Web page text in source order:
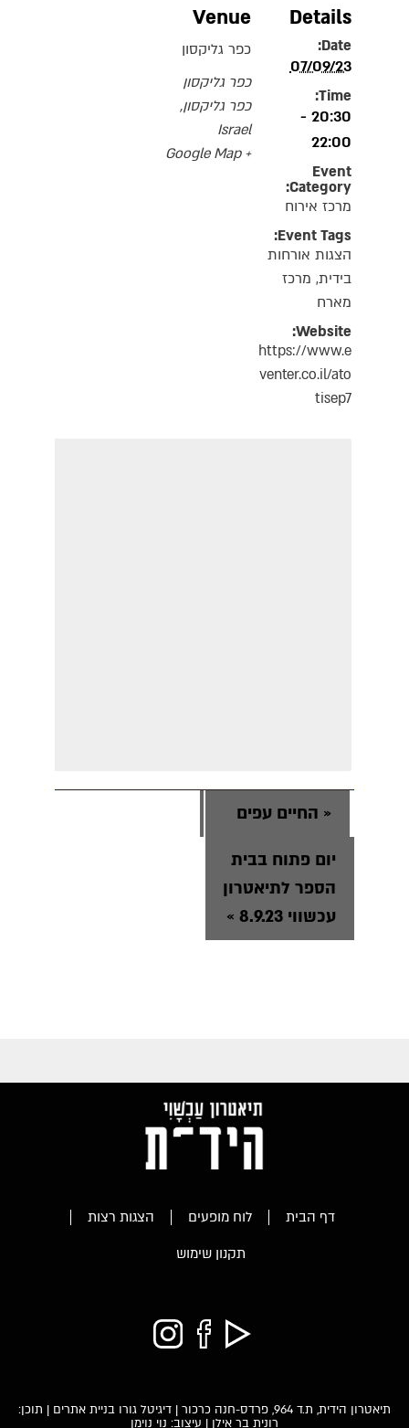
Details
Date:
07/09/23
Time:
20:30 -
22:00
Event
Category:
מרכז אירוח
Event Tags:
הצגות אורחות
בידית, מרכז
מארח
Website:
https://www.e
venter.co.il/ato
tisep7
Venue
כפר גליקסון
כפר גליקסון
כפר גליקסון,
Israel
+ Google Map
« החיים עפים
יום פתוח בבית
הספר לתיאטרון
עכשווי 8.9.23
»
דף הבית לוח מופעים
הצגות רצות
תקנון שימוש
תיאטרון הידית, ת.ד 964, פרדס-חנה כרכור | דיגיטל גורו בניית אתרים | תוכן:
רונית בר אילן | עיצוב: נוי נוימן